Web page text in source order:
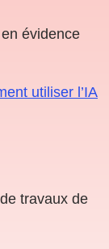
évidence
utiliser l’IA
travaux de